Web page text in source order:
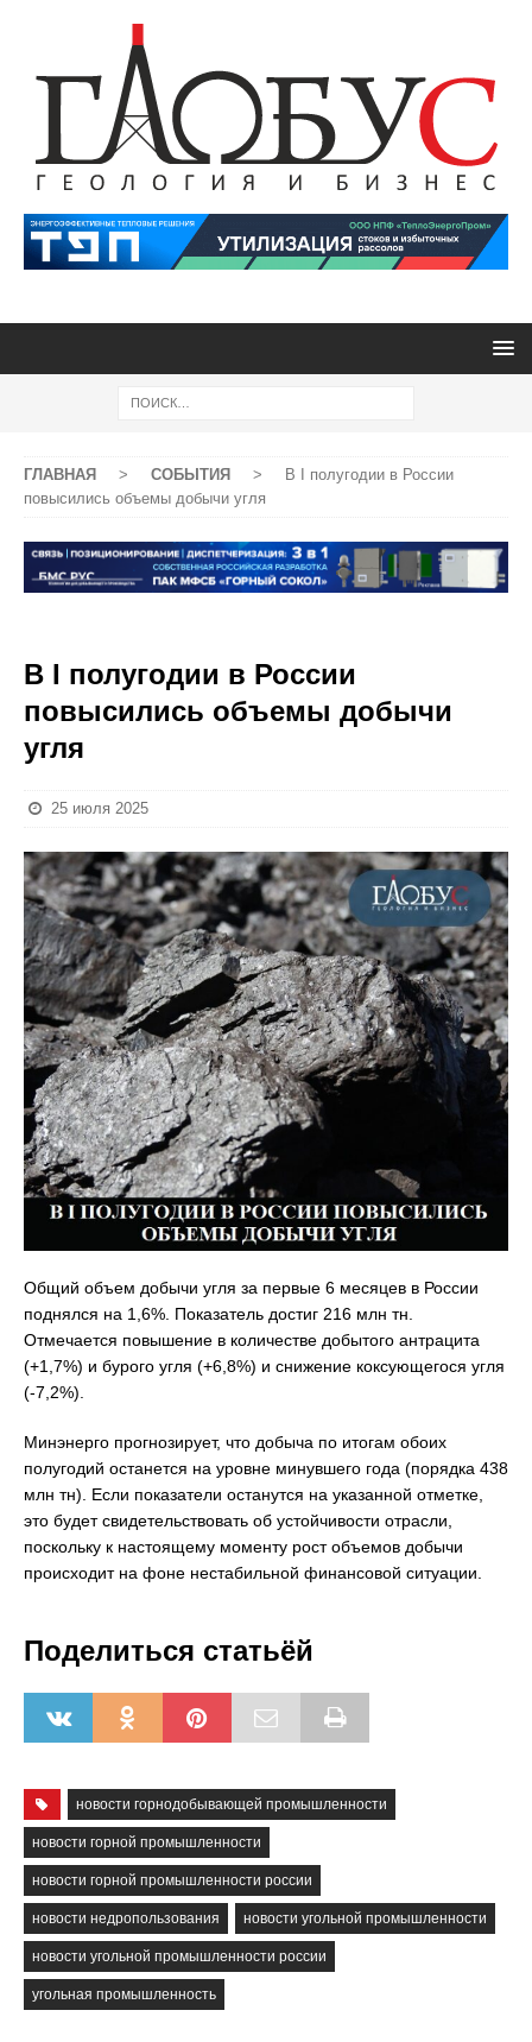
ГЛАВНАЯ > СОБЫТИЯ >
В I полугодии в России
повысились объемы добычи угля
В I полугодии в России
повысились объемы добычи
угля
25 июля 2025
Общий объем добычи угля за первые 6 месяцев в России
поднялся на 1,6%. Показатель достиг 216 млн тн.
Отмечается повышение в количестве добытого антрацита
(+1,7%) и бурого угля (+6,8%) и снижение коксующегося угля
(-7,2%).
Минэнерго прогнозирует, что добыча по итогам обоих
полугодий останется на уровне минувшего года (порядка 438
млн тн). Если показатели останутся на указанной отметке,
это будет свидетельствовать об устойчивости отрасли,
поскольку к настоящему моменту рост объемов добычи
происходит на фоне нестабильной финансовой ситуации.
Поделиться статьёй
новости горнодобывающей промышленности
новости горной промышленности
новости горной промышленности россии
новости недропользования новости угольной промышленности
новости угольной промышленности россии
угольная промышленность